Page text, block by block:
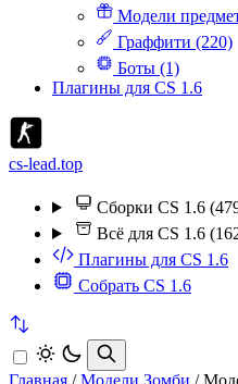
Модели
Граффити (220)
Боты (1)
Плагины для CS 1.6
cs-lead.top
Сборки CS 1.6
Всё для CS 1.6
Плагины для CS 1.6
Собрать CS 1.6
Главная / Модели Зомби /